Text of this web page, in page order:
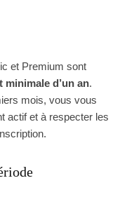
et Premium sont
minimale d’un an.
mois, vous vous
actif et à respecter les